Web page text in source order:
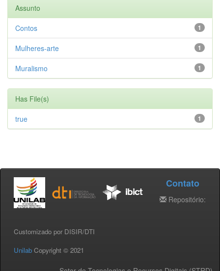
Assunto
1
Contos
1
Mulheres-arte
1
Muralismo
Has File(s)
1
true
Customizado por DISIR/DTI
Unilab Copyright © 2021
Contato
Repositório: